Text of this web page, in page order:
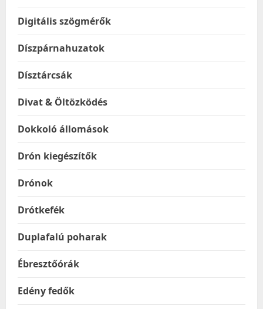
Digitális szögmérők
Díszpárnahuzatok
Dísztárcsák
Divat & Öltözködés
Dokkoló állomások
Drón kiegészítők
Drónok
Drótkefék
Duplafalú poharak
Ébresztőórák
Edény fedők